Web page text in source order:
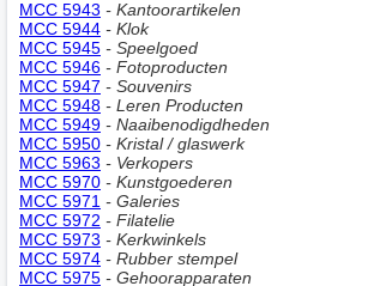
MCC 5943 - Kantoorartikelen
MCC 5944 - Klok
MCC 5945 - Speelgoed
MCC 5946 - Fotoproducten
MCC 5947 - Souvenirs
MCC 5948 - Leren Producten
MCC 5949 - Naaibenodigdheden
MCC 5950 - Kristal / glaswerk
MCC 5963 - Verkopers
MCC 5970 - Kunstgoederen
MCC 5971 - Galeries
MCC 5972 - Filatelie
MCC 5973 - Kerkwinkels
MCC 5974 - Rubber stempel
MCC 5975 - Gehoorapparaten